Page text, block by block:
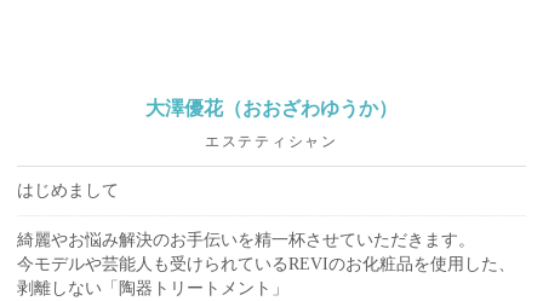
大澤優花（おおざわゆうか）
エステティシャン
はじめまして
綺麗やお悩み解決のお手伝いを精一杯させていただきます。
今モデルや芸能人も受けられているREVIのお化粧品を使用した、
剥離しない「陶器トリートメント」